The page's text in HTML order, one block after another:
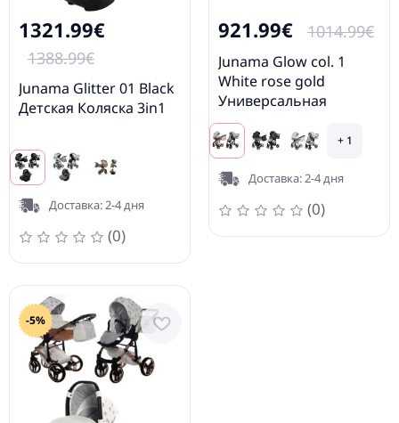
1321.99€
1388.99€
Junama Glitter 01 Black
Детская Коляска 3in1
Доставка: 2-4 дня
(0)
921.99€ 1014.99€
Junama Glow col. 1
White rose gold
Универсальная
Коляска 2 в 1
+ 1
Доставка: 2-4 дня
(0)
-5%